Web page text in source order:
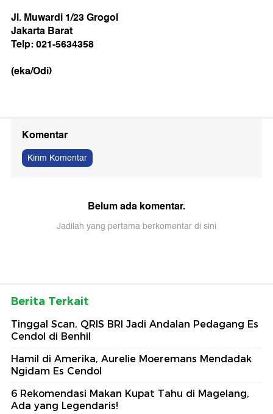
Jl. Muwardi 1/23 Grogol
Jakarta Barat
Telp: 021-5634358
(eka/Odi)
Komentar
Kirim Komentar
Belum ada komentar.
Jadilah yang pertama berkomentar di sini
Berita Terkait
Tinggal Scan, QRIS BRI Jadi Andalan Pedagang Es
Cendol di Benhil
Hamil di Amerika, Aurelie Moeremans Mendadak
Ngidam Es Cendol
6 Rekomendasi Makan Kupat Tahu di Magelang,
Ada yang Legendaris!